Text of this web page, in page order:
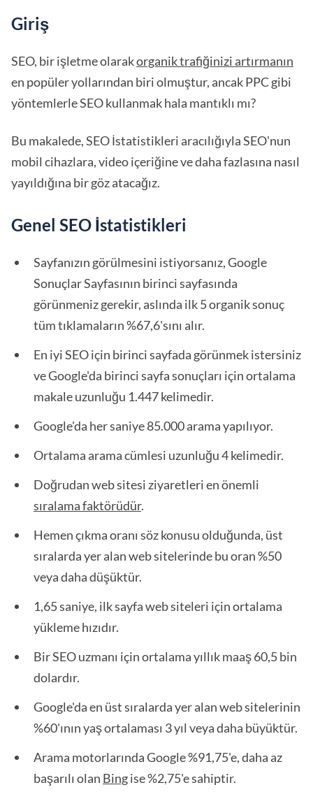
Giriş
SEO, bir işletme olarakorganik trafiğinizi artırmanın
en popüler yollarından biri olmuştur, ancak PPC gibi
yöntemlerle SEO kullanmak hala mantıklı mı?
Bu makalede, SEO İstatistikleri aracılığıyla SEO'nun
mobil cihazlara, video içeriğine ve daha fazlasına nasıl
yayıldığına bir göz atacağız.
Genel SEO İstatistikleri
Sayfanızın görülmesini istiyorsanız, Google
Sonuçlar Sayfasının birinci sayfasında
görünmeniz gerekir, aslında ilk 5 organik sonuç
tüm tıklamaların %67,6'sını alır.
En iyi SEO için birinci sayfada görünmek istersiniz
ve Google'da birinci sayfa sonuçları için ortalama
makale uzunluğu 1.447 kelimedir.
Google'da her saniye 85.000 arama yapılıyor.
Ortalama arama cümlesi uzunluğu 4 kelimedir.
Doğrudan web sitesi ziyaretleri en önemli
sıralama faktörüdür.
Hemen çıkma oranı söz konusu olduğunda, üst
sıralarda yer alan web sitelerinde bu oran %50
veya daha düşüktür.
1,65 saniye, ilk sayfa web siteleri için ortalama
yükleme hızıdır.
Bir SEO uzmanı için ortalama yıllık maaş 60,5 bin
dolardır.
Google'da en üst sıralarda yer alan web sitelerinin
%60'ının yaş ortalaması 3 yıl veya daha büyüktür.
Arama motorlarında Google %91,75'e, daha az
başarılı olan Bingise %2,75'e sahiptir.